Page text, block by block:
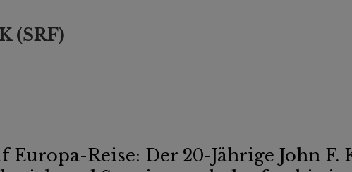
(SRF)
Europa-Reise: Der 20-Jährige John